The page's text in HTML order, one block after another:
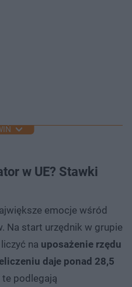
w UE? Stawki
emocje wśród
Na start urzędnik w grupie
na uposażenie rzędu
daje ponad 28,5
podlegają